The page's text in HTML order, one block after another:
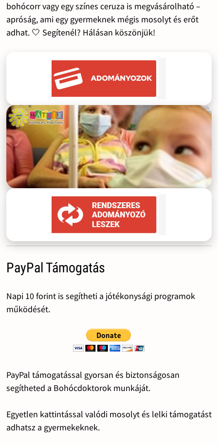
bohócorr vagy egy színes ceruza is megvásárolható –
apróság, ami egy gyermeknek mégis mosolyt és erőt
adhat. 🤍 Segítenél? Hálásan köszönjük!
PayPal Támogatás
Napi 10 forint is segítheti a jótékonysági programok
működését.
PayPal támogatással gyorsan és biztonságosan
segítheted a Bohócdoktorok munkáját.
Egyetlen kattintással valódi mosolyt és lelki támogatást
adhatsz a gyermekeknek.